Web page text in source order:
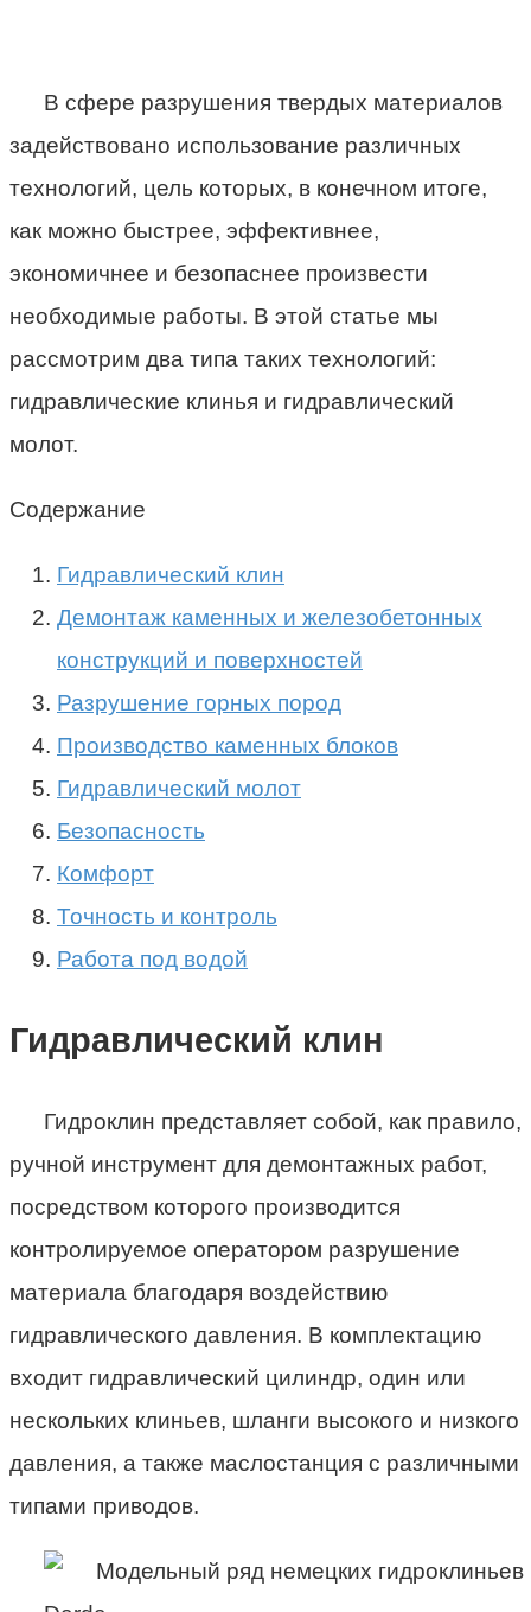
В сфере разрушения твердых материалов
задействовано использование различных
технологий, цель которых, в конечном итоге,
как можно быстрее, эффективнее,
экономичнее и безопаснее произвести
необходимые работы. В этой статье мы
рассмотрим два типа таких технологий:
гидравлические клинья и гидравлический
молот.
Содержание
Гидравлический клин
Демонтаж каменных и железобетонных
конструкций и поверхностей
Разрушение горных пород
Производство каменных блоков
Гидравлический молот
Безопасность
Комфорт
Точность и контроль
Работа под водой
Гидравлический клин
Гидроклин представляет собой, как правило,
ручной инструмент для демонтажных работ,
посредством которого производится
контролируемое оператором разрушение
материала благодаря воздействию
гидравлического давления. В комплектацию
входит гидравлический цилиндр, один или
нескольких клиньев, шланги высокого и низкого
давления, а также маслостанция с различными
типами приводов.